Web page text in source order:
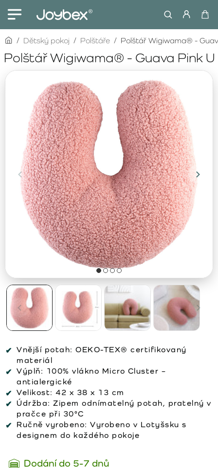
Polštář Wigiwama® - Guava Pink U
homeDětský pokoj Polštáře Polštář Wigiwama® -
Vnější potah: OEKO-TEX® certifikovaný
materiál
Výplň: 100% vlákno Micro Cluster –
antialergické
Velikost: 42 x 38 x 13 cm
Údržba: Zipem odnímatelný potah, pratelný v
pračce při 30°C
Ručně vyrobeno: Vyrobeno v Lotyšsku s
designem do každého pokoje
Dodání do 5-7 dnů